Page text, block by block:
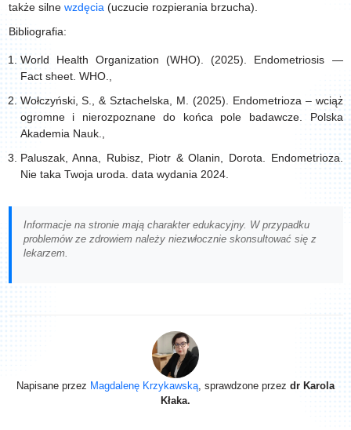
także silne wzdęcia (uczucie rozpierania brzucha).
Bibliografia:
World Health Organization (WHO). (2025). Endometriosis —
Fact sheet. WHO.,
Wołczyński, S., & Sztachelska, M. (2025). Endometrioza – wciąż
ogromne i nierozpoznane do końca pole badawcze. Polska
Akademia Nauk.,
Paluszak, Anna, Rubisz, Piotr & Olanin, Dorota. Endometrioza.
Nie taka Twoja uroda. data wydania 2024.
Informacje na stronie mają charakter edukacyjny. W przypadku
problemów ze zdrowiem należy niezwłocznie skonsultować się z
lekarzem.
Napisane przez Magdalenę Krzykawską, sprawdzone przez dr Karola
Kłaka.